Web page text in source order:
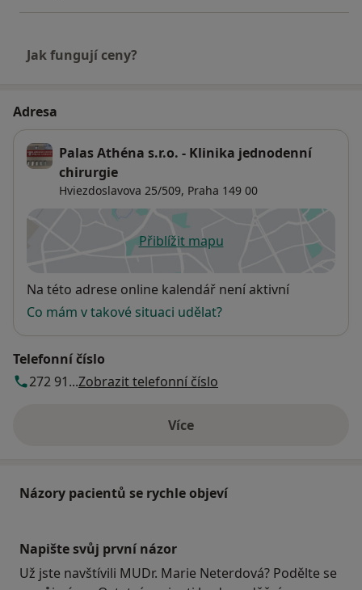
Jak fungují ceny?
Adresa
Palas Athéna s.r.o. - Klinika jednodenní
chirurgie
Hviezdoslavova 25/509, Praha 149 00
Přiblížit mapuse otevře v nové záložce
Dostupnost
Na této adrese online kalendář není aktivní
Co mám v takové situaci udělat?
Telefonní číslo
272 91...Zobrazit telefonní číslo
Víceo adrese
Názory pacientů se rychle objeví
Napište svůj první názor
Už jste navštívili MUDr. Marie Neterdová? Podělte se